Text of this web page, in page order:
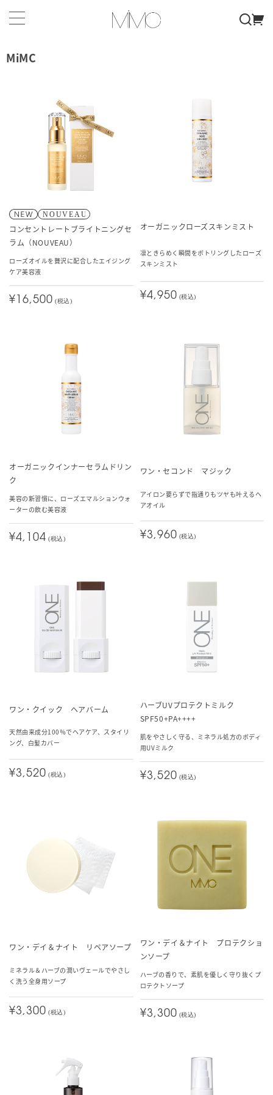
MiMC
コンセントレートブライトニングセ
ラム（NOUVEAU）
ローズオイルを贅沢に配合したエイジング
ケア美容液
¥16,500 (税込)
オーガニックローズスキンミスト
凛ときらめく瞬間をボトリングしたローズ
スキンミスト
¥4,950 (税込)
オーガニックインナーセラムドリン
ク
美容の新習慣に、ローズエマルションウォ
ーターの飲む美容液
¥4,104 (税込)
ワン・セコンド マジック
アイロン要らずで指通りもツヤも叶えるヘ
アオイル
¥3,960 (税込)
ワン・クイック ヘアバーム
天然由来成分100％でヘアケア、スタイリ
ング、白髪カバー
¥3,520 (税込)
ハーブUVプロテクトミルク
SPF50+PA++++
肌をやさしく守る、ミネラル処方のボディ
用UVミルク
¥3,520 (税込)
ワン・デイ＆ナイト リペアソープ
ミネラル＆ハーブの潤いヴェールでやさし
く洗う全身用ソープ
¥3,300 (税込)
ワン・デイ＆ナイト プロテクショ
ンソープ
ハーブの香りで、素肌を優しく守り抜くプ
ロテクトソープ
¥3,300 (税込)